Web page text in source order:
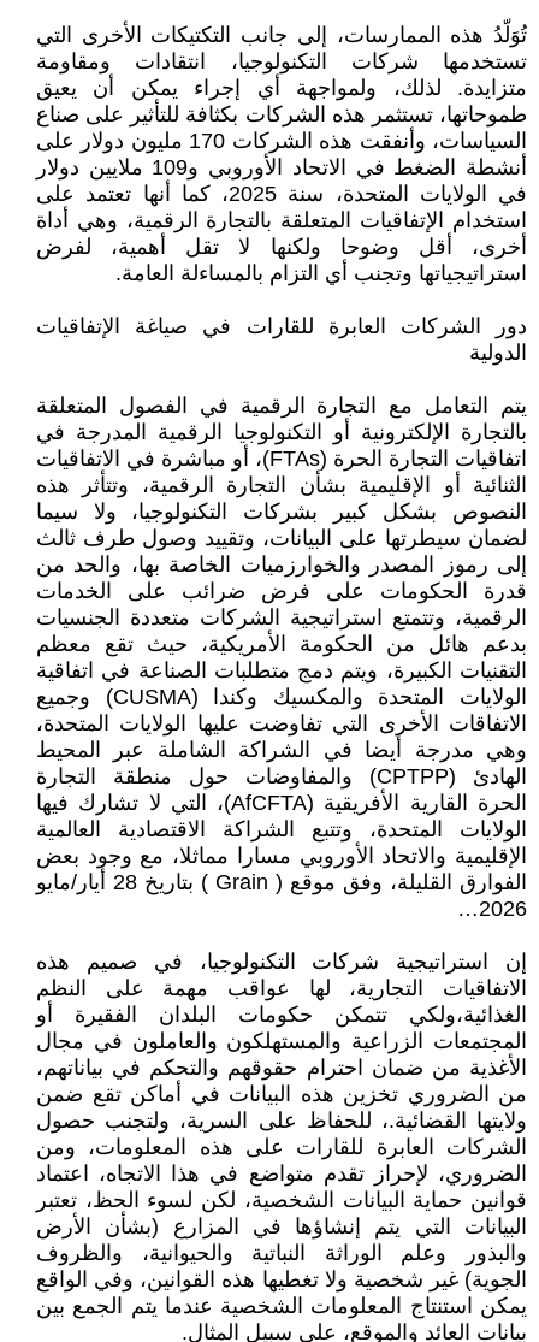
تُوَلّدُ هذه الممارسات، إلى جانب التكتيكات الأخرى التي
تستخدمها شركات التكنولوجيا، انتقادات ومقاومة
متزايدة. لذلك، ولمواجهة أي إجراء يمكن أن يعيق
طموحاتها، تستثمر هذه الشركات بكثافة للتأثير على صناع
السياسات، وأنفقت هذه الشركات 170 مليون دولار على
أنشطة الضغط في الاتحاد الأوروبي و109 ملايين دولار
في الولايات المتحدة، سنة 2025، كما أنها تعتمد على
استخدام الإتفاقيات المتعلقة بالتجارة الرقمية، وهي أداة
أخرى، أقل وضوحا ولكنها لا تقل أهمية، لفرض
استراتيجياتها وتجنب أي التزام بالمساءلة العامة.
دور الشركات العابرة للقارات في صياغة الإتفاقيات
الدولية
يتم التعامل مع التجارة الرقمية في الفصول المتعلقة
بالتجارة الإلكترونية أو التكنولوجيا الرقمية المدرجة في
اتفاقيات التجارة الحرة (FTAs)، أو مباشرة في الاتفاقيات
الثنائية أو الإقليمية بشأن التجارة الرقمية، وتتأثر هذه
النصوص بشكل كبير بشركات التكنولوجيا، ولا سيما
لضمان سيطرتها على البيانات، وتقييد وصول طرف ثالث
إلى رموز المصدر والخوارزميات الخاصة بها، والحد من
قدرة الحكومات على فرض ضرائب على الخدمات
الرقمية، وتتمتع استراتيجية الشركات متعددة الجنسيات
بدعم هائل من الحكومة الأمريكية، حيث تقع معظم
التقنيات الكبيرة، ويتم دمج متطلبات الصناعة في اتفاقية
الولايات المتحدة والمكسيك وكندا (CUSMA) وجميع
الاتفاقات الأخرى التي تفاوضت عليها الولايات المتحدة،
وهي مدرجة أيضا في الشراكة الشاملة عبر المحيط
الهادئ (CPTPP) والمفاوضات حول منطقة التجارة
الحرة القارية الأفريقية (AfCFTA)، التي لا تشارك فيها
الولايات المتحدة، وتتبع الشراكة الاقتصادية العالمية
الإقليمية والاتحاد الأوروبي مسارا مماثلا، مع وجود بعض
الفوارق القليلة، وفق موقع ( Grain ) بتاريخ 28 أيار/مايو
2026…
إن استراتيجية شركات التكنولوجيا، في صميم هذه
الاتفاقيات التجارية، لها عواقب مهمة على النظم
الغذائية،ولكي تتمكن حكومات البلدان الفقيرة أو
المجتمعات الزراعية والمستهلكون والعاملون في مجال
الأغذية من ضمان احترام حقوقهم والتحكم في بياناتهم،
من الضروري تخزين هذه البيانات في أماكن تقع ضمن
ولايتها القضائية.، للحفاظ على السرية، ولتجنب حصول
الشركات العابرة للقارات على هذه المعلومات، ومن
الضروري، لإحراز تقدم متواضع في هذا الاتجاه، اعتماد
قوانين حماية البيانات الشخصية، لكن لسوء الحظ، تعتبر
البيانات التي يتم إنشاؤها في المزارع (بشأن الأرض
والبذور وعلم الوراثة النباتية والحيوانية، والظروف
الجوية) غير شخصية ولا تغطيها هذه القوانين، وفي الواقع
يمكن استنتاج المعلومات الشخصية عندما يتم الجمع بين
بيانات العائد والموقع، على سبيل المثال.